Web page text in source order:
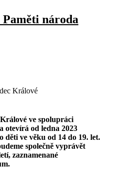
národa
ve spolupráci
otevírá od ledna 2023
děti ve věku od 14 do 19. let.
společně vyprávět
zaznamenané